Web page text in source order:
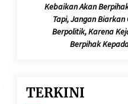
Bapenda
Politisi PKB
Optimalisasi
Tangerang
April 24, 2026
yang Mungkin
February 7,
Kebaikan Akan
Tapi, Jangan
Berpolitik, Karena
Berpihak
TERKINI